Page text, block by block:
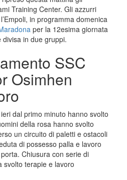
Training Center. Gli azzurri
in programma domenica
per la 12esima giornata
divisa in due gruppi.
SSC
Osimhen
dal primo minuto hanno svolto
della rosa hanno svolto
un circuito di paletti e ostacoli
di possesso palla e lavoro
Chiusura con serie di
svolto terapie e lavoro